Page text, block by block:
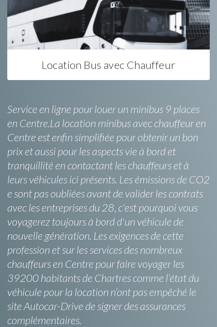
Location Bus avec Chauffeur
Service en ligne pour louer un minibus 9 places
en Centre.La location minibus avec chauffeur en
Centre est enfin simplifiée pour obtenir un bon
prix et aussi pour les aspects vie à bord et
tranquillité en contactant les chauffeurs et à
leurs véhicules ici présents. Les émissions de CO2
e sont pas oubliées avant de valider les contrats
avec les entreprises du 28, c'est pourquoi vous
voyagerez toujours à bord d'un véhicule de
nouvelle génération. Les exigences de cette
profession et sur les services des nombreux
chauffeurs en Centre pour faire voyager les
39200 habitants de Chartres comme l’état du
véhicule pour la location n’ont pas empêché le
site Autocar-Drive de signer des assurances
complémentaires.